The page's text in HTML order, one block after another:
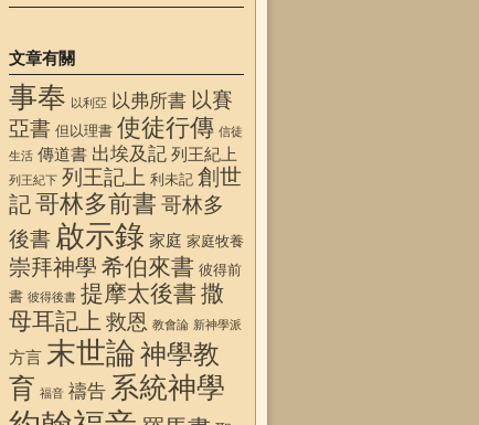
文章有關
事奉 以利亞 以弗所書 以賽
亞書 但以理書 使徒行傳 信徒
生活 傳道書 出埃及記 列王紀上
列王紀下 列王記上 利未記 創世
記哥林多前書 哥林多
後書 啟示錄 家庭 家庭牧養
崇拜神學 希伯來書 彼得前
書 彼得後書 提摩太後書 撒
母耳記上 救恩 教會論 新神學派
方言 末世論神學教
育 福音 禱告 系統神學